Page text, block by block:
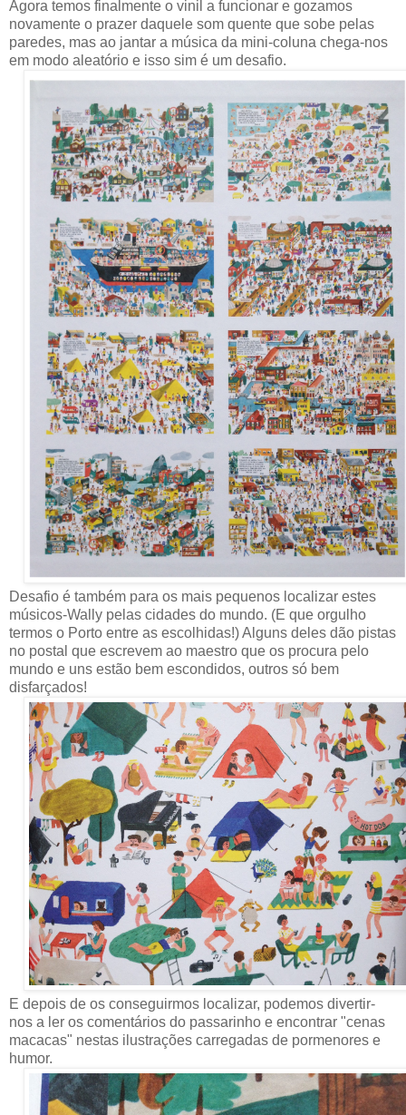
Agora temos finalmente o vinil a funcionar e gozamos
novamente o prazer daquele som quente que sobe pelas
paredes, mas ao jantar a música da mini-coluna chega-nos
em modo aleatório e isso sim é um desafio.
Desafio é também para os mais pequenos localizar estes
músicos-Wally pelas cidades do mundo. (E que orgulho
termos o Porto entre as escolhidas!) Alguns deles dão pistas
no postal que escrevem ao maestro que os procura pelo
mundo e uns estão bem escondidos, outros só bem
disfarçados!
E depois de os conseguirmos localizar, podemos divertir-
nos a ler os comentários do passarinho e encontrar "cenas
macacas" nestas ilustrações carregadas de pormenores e
humor.